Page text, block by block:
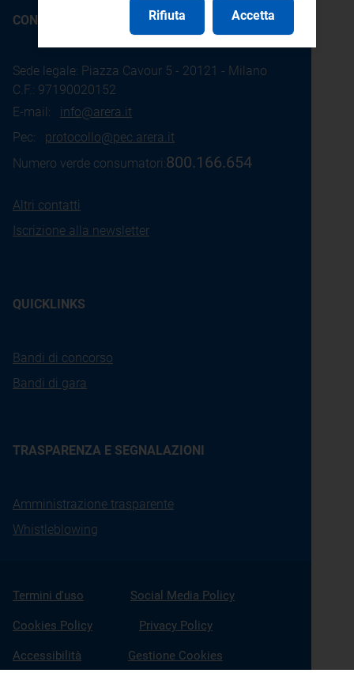
CONTATTI
Sede legale: Piazza Cavour 5 - 20121 - Milano
C.F.: 97190020152
E-mail: info@arera.it
Pec: protocollo@pec.arera.it
Numero verde consumatori:800.166.654
Altri contatti
Iscrizione alla newsletter
QUICKLINKS
Bandi di concorso
Bandi di gara
TRASPARENZA E SEGNALAZIONI
Amministrazione trasparente
Whistleblowing
Termini d'uso Social Media Policy
Cookies Policy Privacy Policy
Accessibilità Gestione Cookies
Rifiuta Accetta